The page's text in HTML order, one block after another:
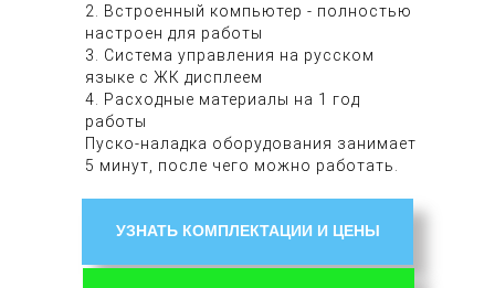
2. Встроенный компьютер - полностью
настроен для работы
3. Система управления на русском
языке с ЖК дисплеем
4. Расходные материалы на 1 год
работы
Пуско-наладка оборудования занимает
5 минут, после чего можно работать.
УЗНАТЬ КОМПЛЕКТАЦИИ И ЦЕНЫ